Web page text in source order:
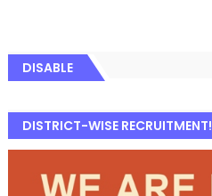
DISABLE
DISTRICT-WISE RECRUITMENT!